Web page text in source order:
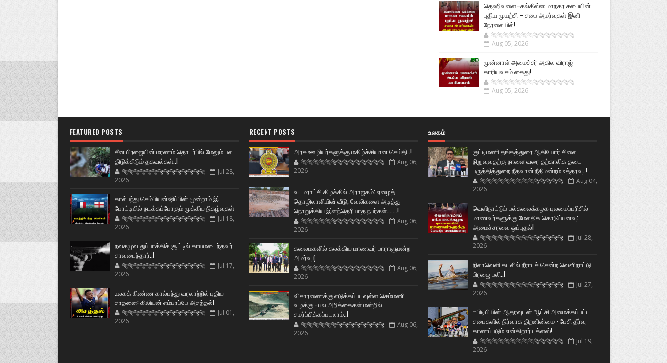
தெஹிவளை–கல்கிஸ்ஸ மாநகர சபையின்
புதிய முயற்சி – சபை அமர்வுகள் இனி
நேரலையில்!
🐅🐅🐅🐅🐅🐅🐆🐆🐆🐆🐆🐆🐆🐆
Aug 05, 2026
முன்னாள் அமைச்சர் அகில விராஜ்
காரியவசம் கைது!
🐅🐅🐅🐅🐅🐅🐆🐆🐆🐆🐆🐆🐆🐆
Aug 05, 2026
FEATURED POSTS
சீன பிரஜையின் மரணம் தொடர்பில் மேலும் பல
திடுக்கிடும் தகவல்கள்..!
🐅🐅🐅🐅🐅🐅🐆🐆🐆🐆🐆🐆🐆🐆
Jul 28,
2026
கால்பந்து செம்பியன்ஷிப்பின் மூன்றாம் இட
போட்டியில் நடக்கப்போகும் முக்கிய நிகழ்வுகள்
🐅🐅🐅🐅🐅🐅🐆🐆🐆🐆🐆🐆🐆🐆
Jul 18,
2026
நவகமுவ துப்பாக்கிச் சூட்டில் காயமடைந்தவர்
சாவடைந்தார்..!
🐅🐅🐅🐅🐅🐅🐆🐆🐆🐆🐆🐆🐆🐆
Jul 17,
2026
உலகக் கிண்ண கால்பந்து வரலாற்றில் புதிய
சாதனை: கிலியன் எம்பாப்பே அசத்தல்!
🐅🐅🐅🐅🐅🐅🐆🐆🐆🐆🐆🐆🐆🐆
Jul 01,
2026
RECENT POSTS
அரசு ஊழியர்களுக்கு மகிழ்ச்சியான செய்தி..!
🐅🐅🐅🐅🐅🐅🐆🐆🐆🐆🐆🐆🐆🐆
Aug 06,
2026
வடமராட்சி கிழக்கில் அராஜகம்: ஏழைத்
தொழிலாளியின் வீடு, வேலிகளை அடித்து
நொறுக்கிய இனந்தெரியாத நபர்கள்.......!
🐅🐅🐅🐅🐅🐅🐆🐆🐆🐆🐆🐆🐆🐆
Aug 06,
2026
கலைமகளில் கலக்கிய மாணவர் பாராளுமன்ற
அமர்வு (
🐅🐅🐅🐅🐅🐅🐆🐆🐆🐆🐆🐆🐆🐆
Aug 06,
2026
விசாரணைக்கு எடுக்கப்படவுள்ள செம்மணி
வழக்கு - பல அறிக்கைகள் மன்றில்
சமர்ப்பிக்கப்படலாம்..!
🐅🐅🐅🐅🐅🐅🐆🐆🐆🐆🐆🐆🐆🐆
Aug 06,
2026
உலகம்
குட்டிமணி தங்கத்துரை ஆகியோர் சிலை
நிறுவுவதற்கு நாளை வரை தற்காலிக தடை
பருத்தித்துறை நீதவான் நீதிமன்றம் உத்தரவு..!
🐅🐅🐅🐅🐅🐅🐆🐆🐆🐆🐆🐆🐆🐆
Aug 04,
2026
வெளிநாட்டுப் பல்கலைக்கழக புலமைப்பரிசில்
மாணவர்களுக்கு மேலதிக கொடுப்பனவு:
அமைச்சரவை ஒப்புதல்!
🐅🐅🐅🐅🐅🐅🐆🐆🐆🐆🐆🐆🐆🐆
Jul 28,
2026
நிலாவெளி கடலில் நீராடச் சென்ற வௌிநாட்டு
பிரஜை பலி..!
🐅🐅🐅🐅🐅🐅🐆🐆🐆🐆🐆🐆🐆🐆
Jul 27,
2026
ஈபிடிபியின் ஆதரவுடன் ஆட்சி அமைக்கப்பட்ட
சபைகளில் நிர்வாக திறனின்மை - பேசி தீர்வு
காணப்படும் என்கிறார் டக்ளஸ்!
🐅🐅🐅🐅🐅🐅🐆🐆🐆🐆🐆🐆🐆🐆
Jul 19,
2026